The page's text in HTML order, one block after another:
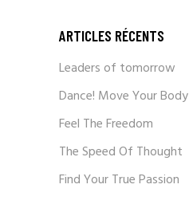
ARTICLES RÉCENTS
Leaders of tomorrow
Dance! Move Your Body
Feel The Freedom
The Speed Of Thought
Find Your True Passion